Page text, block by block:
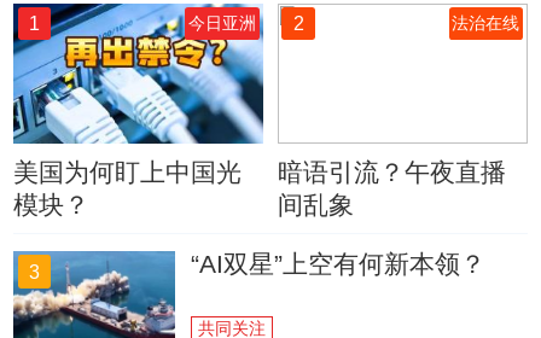
1 今日亚洲
美国为何盯上中国光
模块？
2 法治在线
暗语引流？午夜直播
间乱象
3 “AI双星”上空有何新本领？
共同关注